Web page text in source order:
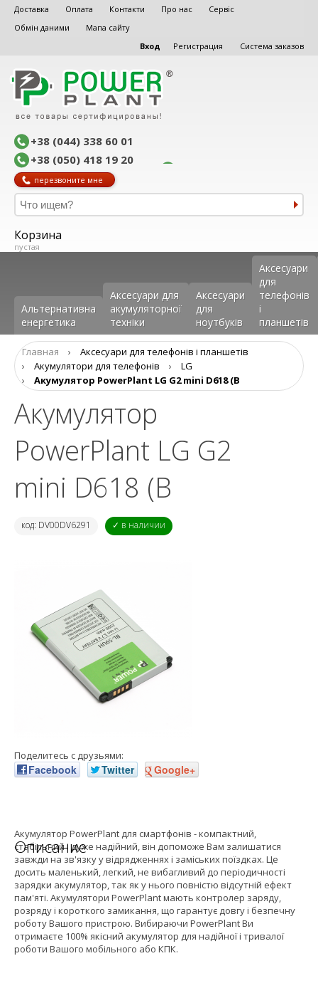
Доставка Оплата Контакти Про нас
Сервіс
Обмін даними
Мапа сайту
Вход
Регистрация Система заказов
+38 (044) 338 60 01
+38 (050) 418 19 20
перезвоните мне
Корзина
пустая
Альтернативна
енергетика
Аксесуари для
акумуляторної
техніки
Аксесуари
для
ноутбуків
Аксеcуари
для
телефонів
і
планшетів
Главная ›
Аксеcуари для телефонів і планшетів
›
Акумулятори для телефонів ›
LG
›
Акумулятор PowerPlant LG G2 mini D618 (B
Акумулятор
PowerPlant LG G2
mini D618 (B
код: DV00DV6291 ✓ в наличии
Поделитесь с друзьями:
Facebook Twitter Google+
Описание
Акумулятор PowerPlant для смартфонів - компактний,
стабільний і дуже надійний, він допоможе Вам залишатися
завжди на зв'язку у відрядженнях і заміських поїздках. Це
досить маленький, легкий, не вибагливий до періодичності
зарядки акумулятор, так як у нього повністю відсутній ефект
пам'яті. Акумулятори PowerPlant мають контролер заряду,
розряду і короткого замикання, що гарантує довгу і безпечну
роботу Вашого пристрою. Вибираючи PowerPlant Ви
отримаєте 100% якісний акумулятор для надійної і тривалої
роботи Вашого мобільного або КПК.